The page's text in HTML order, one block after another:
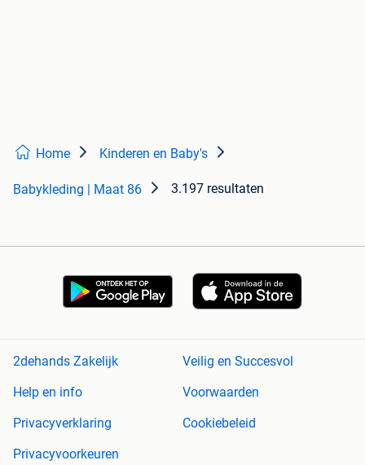
Home Kinderen en Baby's
Babykleding | Maat 86 3.197 resultaten
2dehands Zakelijk
Veilig en Succesvol
Help en info
Voorwaarden
Privacyverklaring
Cookiebeleid
Privacyvoorkeuren